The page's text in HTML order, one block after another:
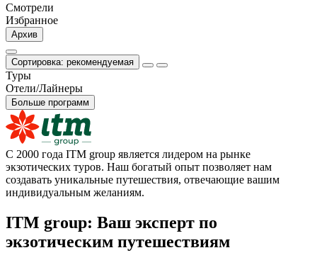
Смотрели
Избранное
Архив
Сортировка: рекомендуемая
Туры
Отели/Лайнеры
Больше программ
С 2000 года ITM group является лидером на рынке
экзотических туров. Наш богатый опыт позволяет нам
создавать уникальные путешествия, отвечающие вашим
индивидуальным желаниям.
ITM group: Ваш эксперт по
экзотическим путешествиям